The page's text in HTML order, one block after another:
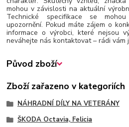
mohou v závislosti na aktuální
Technické specifikace se
upozornění. Pokud máte zájem o
informace o výrobci, které nejsou
neváhejte nás kontaktovat – rádi vám
Původ zboží
Zboží zařazeno v kategoriích
NÁHRADNÍ DÍLY NA VETERÁNY
ŠKODA Octavia, Felicia